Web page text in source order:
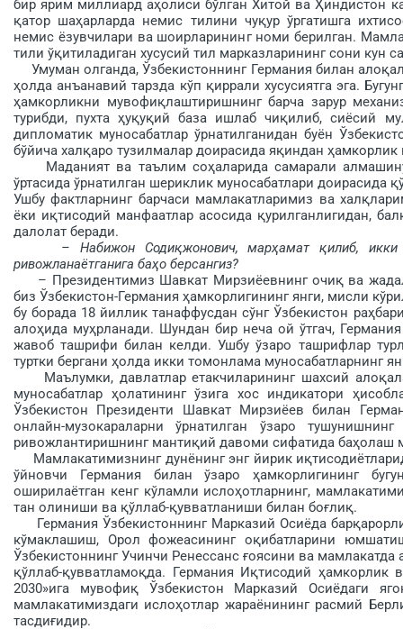
бир ярим миллиард аҳолиси бўлган Хитой ва Ҳиндистон
қатор шаҳар­ларда немис тилини чуқур ўргатишга
немис ёзувчилари ва шоирларининг номи берилган.
тили ўқити­ладиган хусусий тил марказларининг сони кун
Умуман олганда, Ўзбекистоннинг Германия билан
ҳолда анъанавий тарзда кўп қиррали хусусиятга эга.
ҳамкорликни мувофиқ­лаштиришнинг барча зарур
турибди, пухта ҳуқуқий база ишлаб чиқилиб, сиёсий
дипломатик муносабатлар ўрнатилганидан буён
бўйича хал­қаро тузилмалар доирасида яқин­дан
Маданият ва таълим соҳаларида самарали
ўртасида ўрнатилган шериклик муносабатлари
Ушбу фактларнинг барчаси мамлакатларимиз ва
ёки иқтисодий манфаатлар асосида қурилганлигидан,
далолат беради.
– Набижон Содиқжонович, мар­ҳамат қилиб, икки
ривожланаётганига баҳо берсангиз?
– Президентимиз Шавкат Мирзиёевнинг очиқ ва жадал
биз Ўзбекистон-Германия ҳамкорлигининг янги, мисли
бу борада 18 йиллик танаффусдан сўнг Ўзбекистон
алоҳида муҳрланади. Шундан бир неча ой ўтгач,
жавоб ташрифи билан келди. Ушбу ўзаро ташрифлар
туртки бергани ҳолда икки томонлама муносабатларнинг
Маълумки, давлатлар етакчиларининг шахсий
муносабатлар ҳолатининг ўзига хос индикатори
Ўзбекистон Президенти Шавкат Мирзиёев билан
онлайн-музокараларни ўрнатилган ўзаро
ривожлантиришнинг мантиқий давоми сифатида баҳолаш
Мамлакатимизнинг дунёнинг энг йирик
ўйновчи Германия билан ўзаро ҳамкорлигининг
оширилаётган кенг кўламли ислоҳотларнинг,
тан олиниши ва қўллаб-қувватланиши билан боғлиқ.
Германия Ўзбекистоннинг Марказий Осиёда
кўмаклашиш, Орол фожеасининг оқибатларини
Ўзбекистоннинг Учинчи Ренессанс ғоясини ва
қўллаб-қувватламоқда. Германия Иқтисодий ҳамкорлик
2030»­ига мувофиқ Ўзбекистон Марказий Осиёдаги
мамлакатимиздаги ислоҳотлар жараёнининг расмий
тасдиғидир.